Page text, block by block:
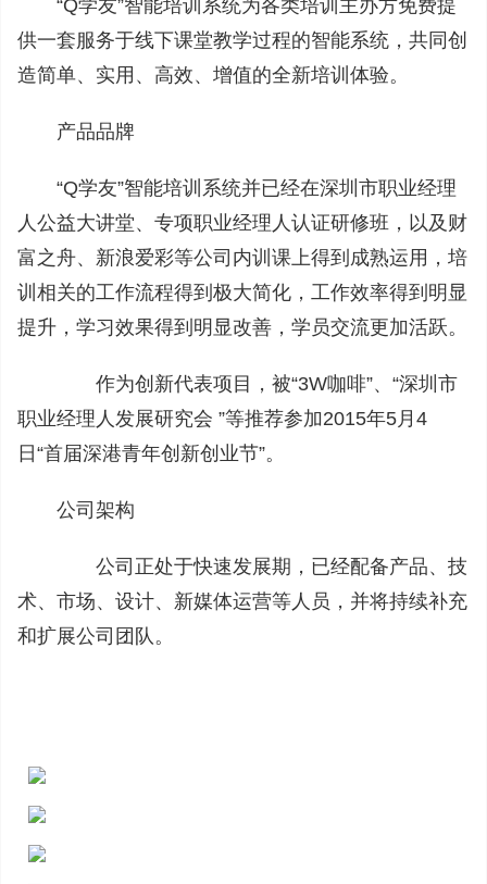
“Q学友”智能培训系统为各类培训主办方免费提
供一套服务于线下课堂教学过程的智能系统，共同创
造简单、实用、高效、增值的全新培训体验。
产品品牌
“Q学友”智能培训系统并已经在深圳市职业经理
人公益大讲堂、专项职业经理人认证研修班，以及财
富之舟、新浪爱彩等公司内训课上得到成熟运用，培
训相关的工作流程得到极大简化，工作效率得到明显
提升，学习效果得到明显改善，学员交流更加活跃。
作为创新代表项目，被“3W咖啡”、“深圳市
职业经理人发展研究会 ”等推荐参加2015年5月4
日“首届深港青年创新创业节”。
公司架构
公司正处于快速发展期，已经配备产品、技
术、市场、设计、新媒体运营等人员，并将持续补充
和扩展公司团队。